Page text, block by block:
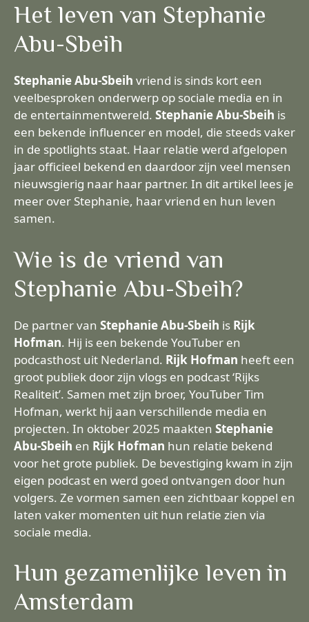
Het leven van Stephanie
Abu-Sbeih
Stephanie Abu-Sbeih vriend is sinds kort een
veelbesproken onderwerp op sociale media en in
de entertainmentwereld. Stephanie Abu-Sbeih is
een bekende influencer en model, die steeds vaker
in de spotlights staat. Haar relatie werd afgelopen
jaar officieel bekend en daardoor zijn veel mensen
nieuwsgierig naar haar partner. In dit artikel lees je
meer over Stephanie, haar vriend en hun leven
samen.
Wie is de vriend van
Stephanie Abu-Sbeih?
De partner van Stephanie Abu-Sbeih is Rijk
Hofman. Hij is een bekende YouTuber en
podcasthost uit Nederland. Rijk Hofman heeft een
groot publiek door zijn vlogs en podcast ‘Rijks
Realiteit’. Samen met zijn broer, YouTuber Tim
Hofman, werkt hij aan verschillende media en
projecten. In oktober 2025 maakten Stephanie
Abu-Sbeih en Rijk Hofman hun relatie bekend
voor het grote publiek. De bevestiging kwam in zijn
eigen podcast en werd goed ontvangen door hun
volgers. Ze vormen samen een zichtbaar koppel en
laten vaker momenten uit hun relatie zien via
sociale media.
Hun gezamenlijke leven in
Amsterdam